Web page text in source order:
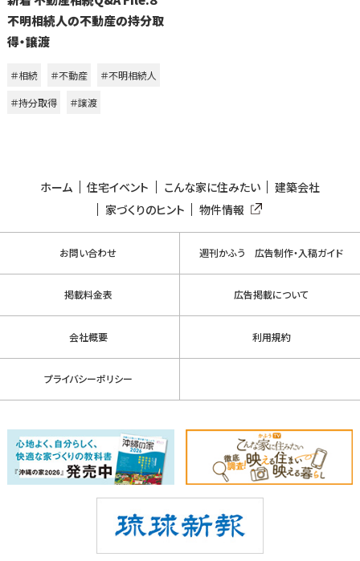
不明相続人の不動産の持分取
得・譲渡
＃相続 ＃不動産
＃不明相続人
＃持分取得
＃譲渡
ホーム 住宅イベント こんな家に住みたい
建築会社
家づくりのヒント
物件情報
お問い合わせ 週刊かふう 広告制作・入稿ガイド
掲載料金表 広告掲載について
会社概要 利用規約
プライバシーポリシー